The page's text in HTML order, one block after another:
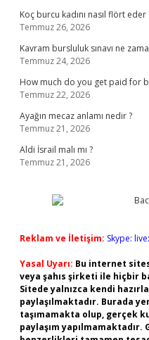
Koç burcu kadını nasıl flört eder
Temmuz 26, 2026
Kavram bursluluk sınavı ne
Temmuz 24, 2026
How much do you get paid for
Temmuz 22, 2026
Ayağın mecaz anlamı nedir ?
Temmuz 21, 2026
Aldi İsrail malı mı ?
Temmuz 21, 2026
Reklam ve İletişim: Skype:
Yasal Uyarı: Bu internet
veya şahıs şirketi ile hiçbir
Sitede yalnızca kendi
paylaşılmaktadır. Burada
taşımamakta olup, gerçek
paylaşım